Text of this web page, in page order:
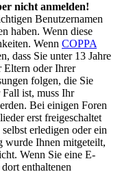
nicht anmelden!
Benutzernamen
haben. Wenn diese
Wenn COPPA
dass Sie unter 13 Jahre
Eltern oder Ihrer
folgen, die Sie
Fall ist, muss Ihr
Bei einigen Foren
erst freigeschaltet
erledigen oder ein
wurde Ihnen mitgeteilt,
Wenn Sie eine E-
enthaltenen